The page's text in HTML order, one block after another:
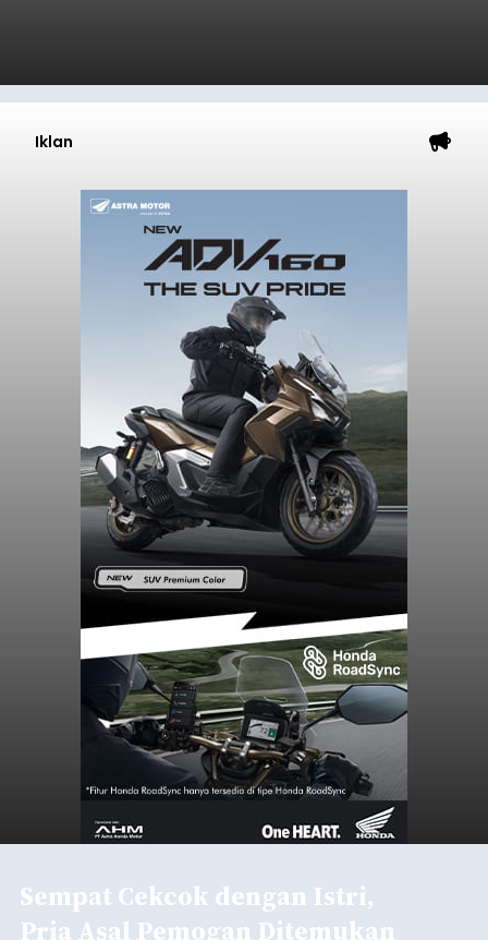
Iklan
Sempat Cekcok dengan Istri,
Pria Asal Pemogan Ditemukan